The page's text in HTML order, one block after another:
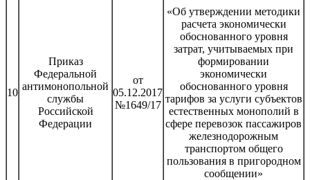
10
Приказ
Федеральной
антимонопольной
службы
Российской
Федерации
от
05.12.2017
№1649/17
«Об утверждении методики
расчета экономически
обоснованного уровня
затрат, учитываемых при
формировании
экономически
обоснованного уровня
тарифов за услуги субъектов
естественных монополий в
сфере перевозок пассажиров
железнодорожным
транспортом общего
пользования в пригородном
сообщении»